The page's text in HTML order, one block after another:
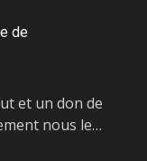
de
et un don de
nous le…